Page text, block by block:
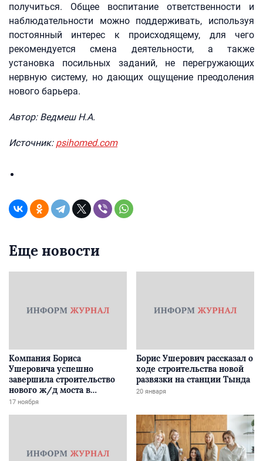
получиться. Общее воспитание ответственности и
наблюдательности можно поддерживать, используя
постоянный интерес к происходящему, для чего
рекомендуется смена деятельности, а также
установка посильных заданий, не перегружающих
нервную систему, но дающих ощущение преодоления
нового барьера.
Автор: Ведмеш Н.А.
Источник: psihomed.com
Еще новости
Компания Бориса
Ушеровича успешно
завершила строительство
нового ж/д моста в
Забайкалье
17 ноября
Борис Ушерович рассказал о
ходе строительства новой
развязки на станции Тында
20 января